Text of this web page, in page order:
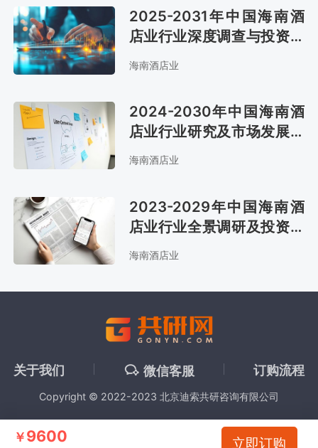
2025-2031年中国海南酒
店业行业深度调查与投资战
略咨询报告
海南酒店业
2024-2030年中国海南酒
店业行业研究及市场发展趋
势分析报告
海南酒店业
2023-2029年中国海南酒
店业行业全景调研及投资潜
力分析报告
海南酒店业
￥9600 立即订购
关于我们 微信客服 订购流程
Copyright © 2022-2023 北京迪索共研咨询有限公司